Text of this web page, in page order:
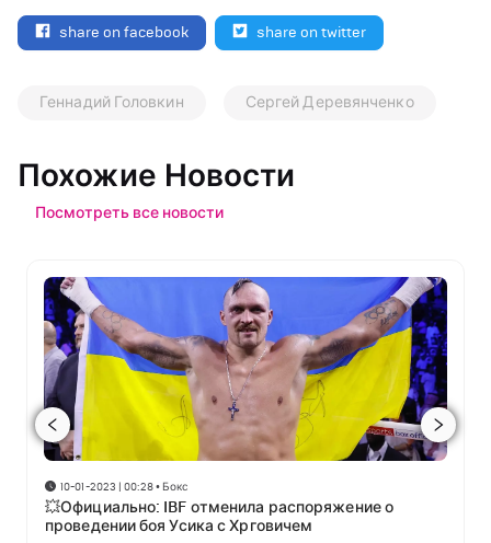
share on facebook share on twitter
Геннадий Головкин Сергей Деревянченко
Похожие Новости
Посмотреть все новости
10-01-2023 | 00:28• Бокс
💥Официально: IBF отменила распоряжение о
проведении боя Усика с Хрговичем